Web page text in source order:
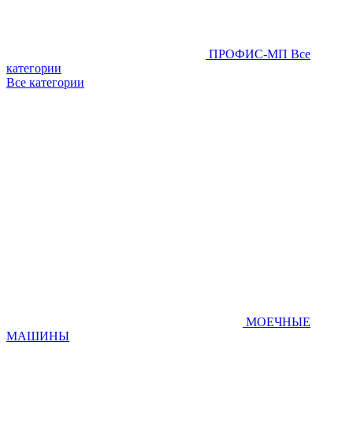
ПРОФИС-МП Все
категории
Все категории
МОЕЧНЫЕ
МАШИНЫ